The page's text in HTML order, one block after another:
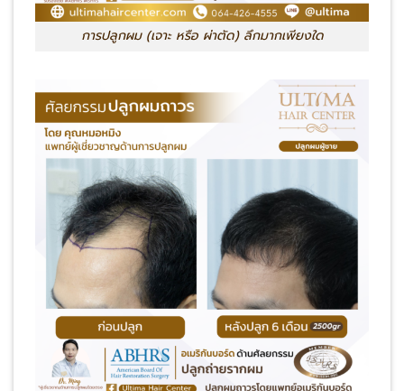
การปลูกผม (เจาะ หรือ ผ่าตัด) ลึกมากเพียงใด